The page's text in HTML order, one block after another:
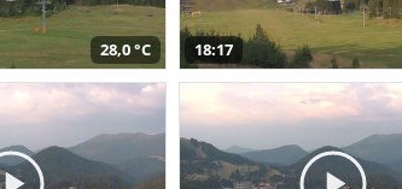
28,0 °C 18:17